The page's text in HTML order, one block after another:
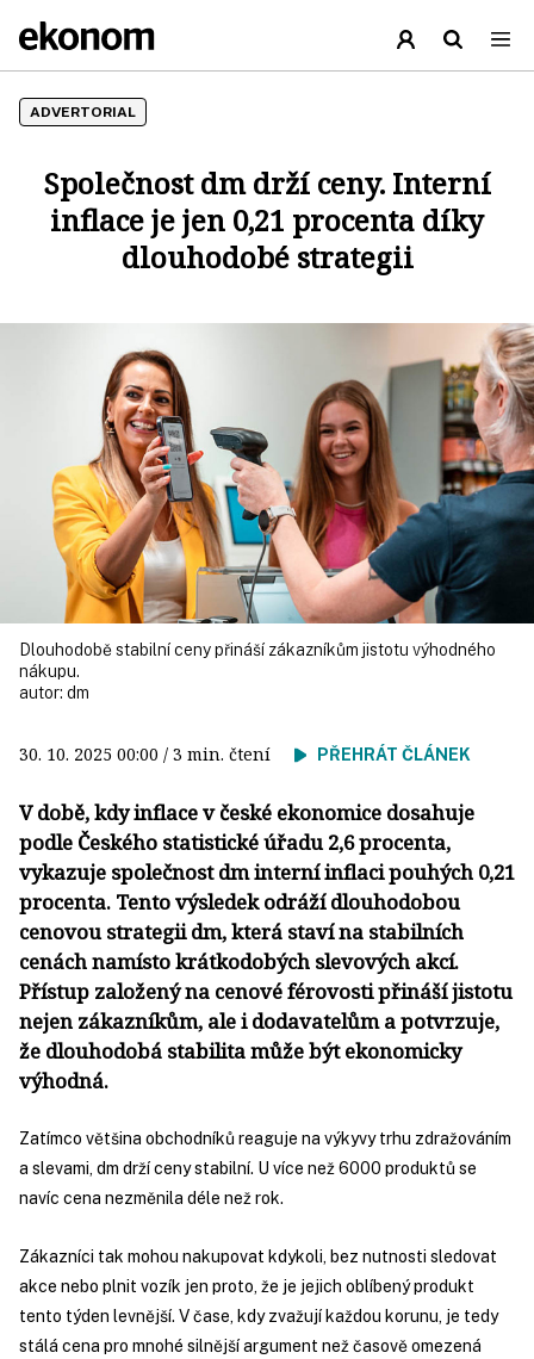
ADVERTORIAL
Společnost dm drží ceny. Interní
inflace je jen 0,21 procenta díky
dlouhodobé strategii
Dlouhodobě stabilní ceny přináší zákazníkům jistotu výhodného
nákupu.
autor: dm
30. 10. 2025 00:00 / 3 min. čtení PŘEHRÁT ČLÁNEK
V době, kdy inflace v české ekonomice dosahuje
podle Českého statistické úřadu 2,6 procenta,
vykazuje společnost dm interní inflaci pouhých 0,21
procenta. Tento výsledek odráží dlouhodobou
cenovou strategii dm, která staví na stabilních
cenách namísto krátkodobých slevových akcí.
Přístup založený na cenové férovosti přináší jistotu
nejen zákazníkům, ale i dodavatelům a potvrzuje,
že dlouhodobá stabilita může být ekonomicky
výhodná.
Zatímco většina obchodníků reaguje na výkyvy trhu zdražováním
a slevami, dm drží ceny stabilní. U více než 6000 produktů se
navíc cena nezměnila déle než rok.
Zákazníci tak mohou nakupovat kdykoli, bez nutnosti sledovat
akce nebo plnit vozík jen proto, že je jejich oblíbený produkt
tento týden levnější. V čase, kdy zvažují každou korunu, je tedy
stálá cena pro mnohé silnější argument než časově omezená